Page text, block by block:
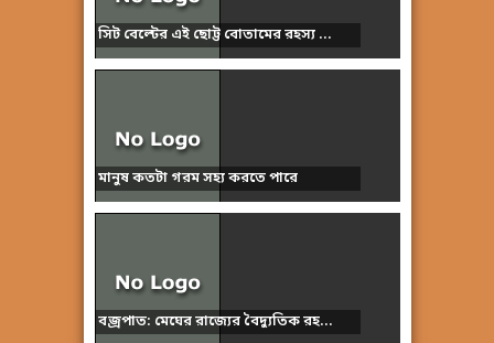
সিট বেল্টের এই ছোট্ট বোতামের রহস্য ...
মানুষ কতটা গরম সহ্য করতে পারে
বজ্রপাত: মেঘের রাজ্যের বৈদ্যুতিক রহ...